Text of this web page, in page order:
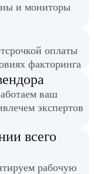
и мониторы
оплаты
факторинга
ваш
экспертов
всего
рабочую